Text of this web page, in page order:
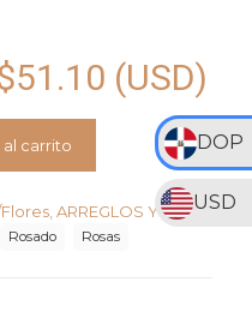
DOP
USD
51.10 (USD)
al carrito
ARREGLOS Y
Rosado Rosas